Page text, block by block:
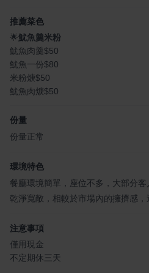
推薦菜色
🌟魷魚羹米粉
魷魚肉羹$50
魷魚一份$80
米粉焿$50
魷魚肉焿$50
份量
份量正常
環境特色
餐廳環境簡單，座位不多，大部分
乾淨寬敞，相較於市場內的擁擠感，
注意事項
僅用現金
不定期休三天